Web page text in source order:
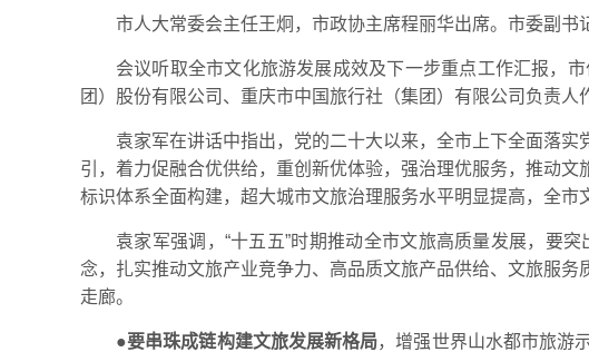
市人大常委会主任王炯，市政协主席程丽华出席。市委副书
会议听取全市文化旅游发展成效及下一步重点工作汇报，
团）股份有限公司、重庆市中国旅行社（集团）有限公司负责人
袁家军在讲话中指出，党的二十大以来，全市上下全面落
引，着力促融合优供给，重创新优体验，强治理优服务，推动
标识体系全面构建，超大城市文旅治理服务水平明显提高，全市
袁家军强调，“十五五”时期推动全市文旅高质量发展，要
念，扎实推动文旅产业竞争力、高品质文旅产品供给、文旅服
走廊。
●要串珠成链构建文旅发展新格局，增强世界山水都市旅游